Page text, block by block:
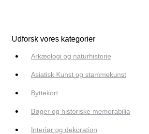
Udforsk vores kategorier
Arkæologi og naturhistorie
Asiatisk Kunst og stammekunst
Byttekort
Bøger og historiske memorabilia
Interiør og dekoration